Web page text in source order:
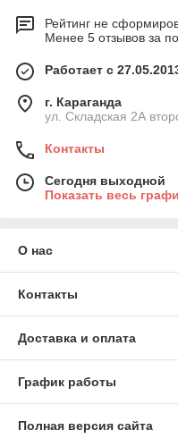
Рейтинг не
Менее 5 отзывов за
Работает с
г. Караганда
ул. Складская 2А
Контакты
Сегодня выходной
Показать весь
О нас
Контакты
Доставка и оплата
График работы
Полная версия сайта